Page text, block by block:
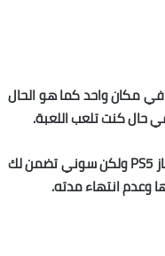
في مكان واحد كما هو الحال
حال كنت تلعب اللعبة.
حتى الان لا يوجد حل واضح ومباشر لمشكلة الانزلاق Drifting في وحدة تحكم DualSense الخاصة بجهاز PS5 ولكن سوني تضمن لك
وعدم انتهاء مدته.